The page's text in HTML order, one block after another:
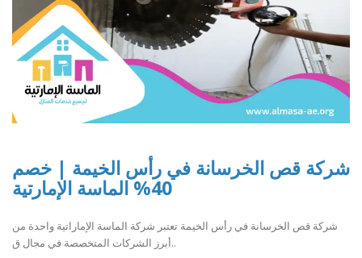
شركة قص الخرسانة في رأس الخيمة | خصم
40% الماسة الإمارتية
شركة قص الخرسانة في رأس الخيمة تعتبر شركة الماسة الإماراتية واحدة من
أبرز الشركات المتخصصة في مجال ق..